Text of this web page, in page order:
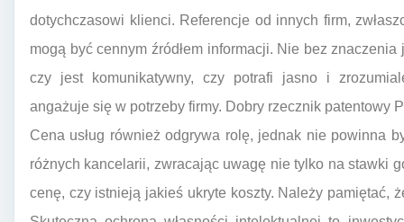
dotychczasowi klienci. Referencje od innych firm,
mogą być cennym źródłem informacji. Nie bez
czy jest komunikatywny, czy potrafi jasno i
angażuje się w potrzeby firmy. Dobry rzecznik patentowy
Cena usług również odgrywa rolę, jednak nie powinna
różnych kancelarii, zwracając uwagę nie tylko na stawki
cenę, czy istnieją jakieś ukryte koszty. Należy pamiętać,